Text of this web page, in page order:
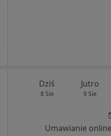
Dziś
8 Sie
Jutro
9 Sie
Umawianie